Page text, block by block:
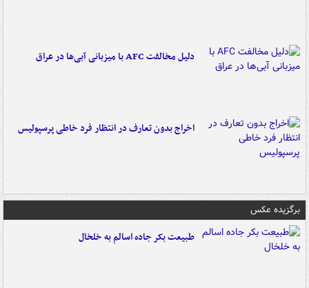
دلیل مخالفت AFC با میزبانی آبی‌ها در عراق
اخراج بدون تعارف در انتظار فرد خاطی پرسپولیس
برگزیده عکس
طبیعت بکر جاده اسالم به خلخال